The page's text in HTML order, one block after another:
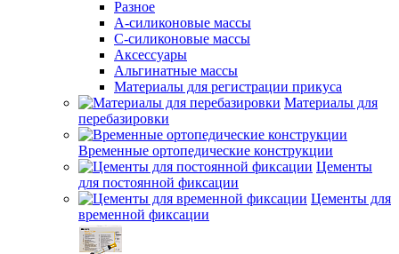
Разное
А-силиконовые массы
С-силиконовые массы
Аксессуары
Альгинатные массы
Материалы для регистрации прикуса
Материалы для
перебазировки
Временные ортопедические конструкции
Цементы
для постоянной фиксации
Цементы для
временной фиксации